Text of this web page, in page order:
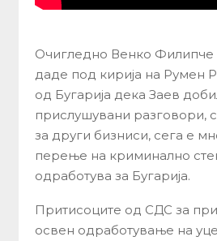
Очигледно Венко Филипче
даде под кирија на Румен
од Бугарија дека Заев
прислушувани разговори,
за други бизниси, сега е
перење на криминално
одработува за Бугарија.
Притисоците од СДС за
освен одработување на